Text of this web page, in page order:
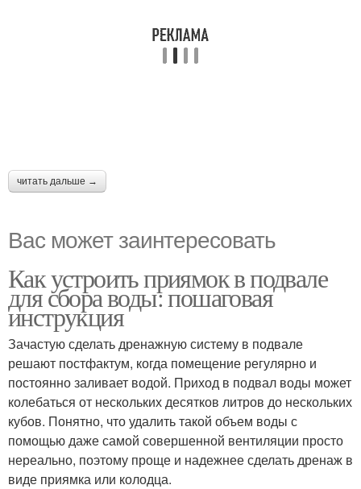
читать дальше →
Вас может заинтересовать
Как устроить приямок в подвале
для сбора воды: пошаговая
инструкция
Зачастую сделать дренажную систему в подвале
решают постфактум, когда помещение регулярно и
постоянно заливает водой. Приход в подвал воды может
колебаться от нескольких десятков литров до нескольких
кубов. Понятно, что удалить такой объем воды с
помощью даже самой совершенной вентиляции просто
нереально, поэтому проще и надежнее сделать дренаж в
виде приямка или колодца.